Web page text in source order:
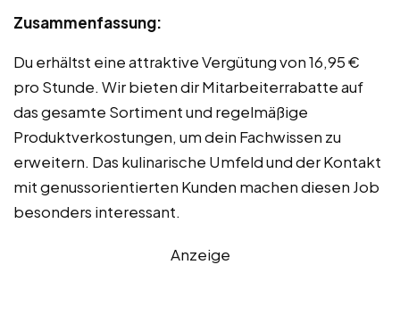
Zusammenfassung:
Du erhältst eine attraktive Vergütung von 16,95 €
pro Stunde. Wir bieten dir Mitarbeiterrabatte auf
das gesamte Sortiment und regelmäßige
Produktverkostungen, um dein Fachwissen zu
erweitern. Das kulinarische Umfeld und der Kontakt
mit genussorientierten Kunden machen diesen Job
besonders interessant.
Anzeige